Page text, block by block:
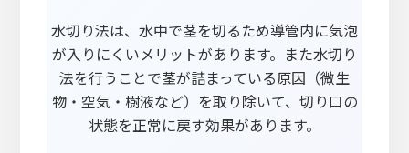
水切り法は、水中で茎を切るため導管内に気泡
が入りにくいメリットがあります。また水切り
法を行うことで茎が詰まっている原因（微生
物・空気・樹液など）を取り除いて、切り口の
状態を正常に戻す効果があります。